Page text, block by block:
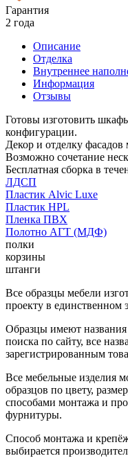
Гарантия
2 года
Описание
Отделка
Внутреннее
Информация
Отзывы
Готовы изготовить
конфигурации.
Декор и отделку
Возможно сочетание
Бесплатная сборка в
ЛДСП
Пластик Alvic Luxe
Пластик HPL
Пленка ПВХ
Полотно АГТ (МДФ)
полки
корзины
штанги
Все образцы мебели
проекту в единственном
Образцы имеют названия
поиска по сайту, все
зарегистрированным
Все мебельные изделия
образцов по цвету,
способами монтажа и
фурнитуры.
Способ монтажа и
выбирается